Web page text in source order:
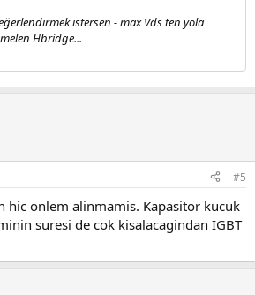
istersen - max Vds ten yola
Hbridge...
#5
hic onlem alinmamis. Kapasitor kucuk
suresi de cok kisalacagindan IGBT